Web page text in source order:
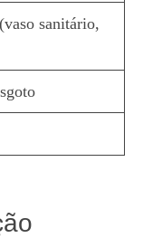
sanitário,